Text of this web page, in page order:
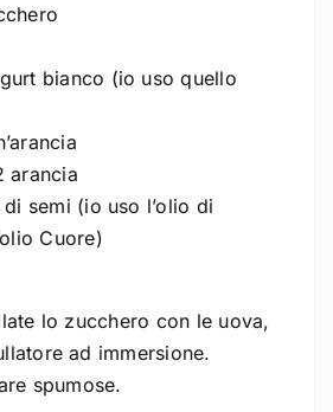
bianco (io uso quello
arancia
semi (io uso l’olio di
Cuore)
lo zucchero con le uova,
ad immersione.
spumose.